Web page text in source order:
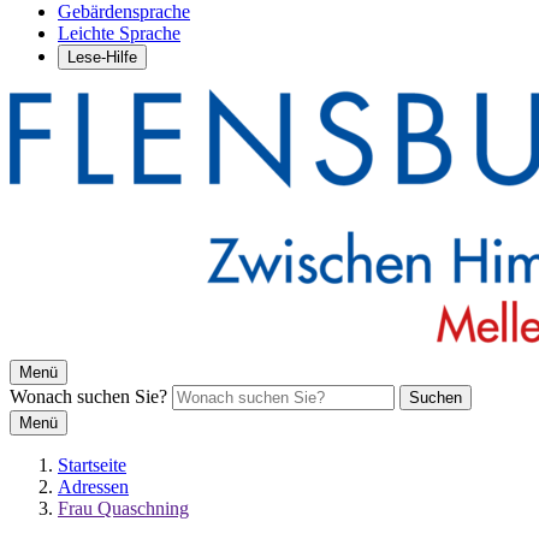
Gebärdensprache
Leichte Sprache
Lese-Hilfe
Menü
Wonach suchen Sie?
Suchen
Menü
Startseite
Adressen
Frau Quaschning